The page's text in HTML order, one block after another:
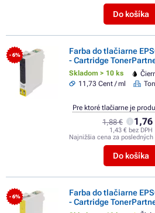
Do košíka
- 6%
Farba do tlačiarne
- Cartridge
Skladom > 10 ks
11,73 Cent / ml
1,88 € 1,76
1,43 € bez DPH
Najnižšia cena za posledných
Do košíka
Pre ktoré tlačiarne je
- 6%
Farba do tlačiarne
- Cartridge